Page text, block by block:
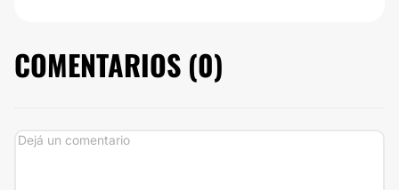
COMENTARIOS (0)